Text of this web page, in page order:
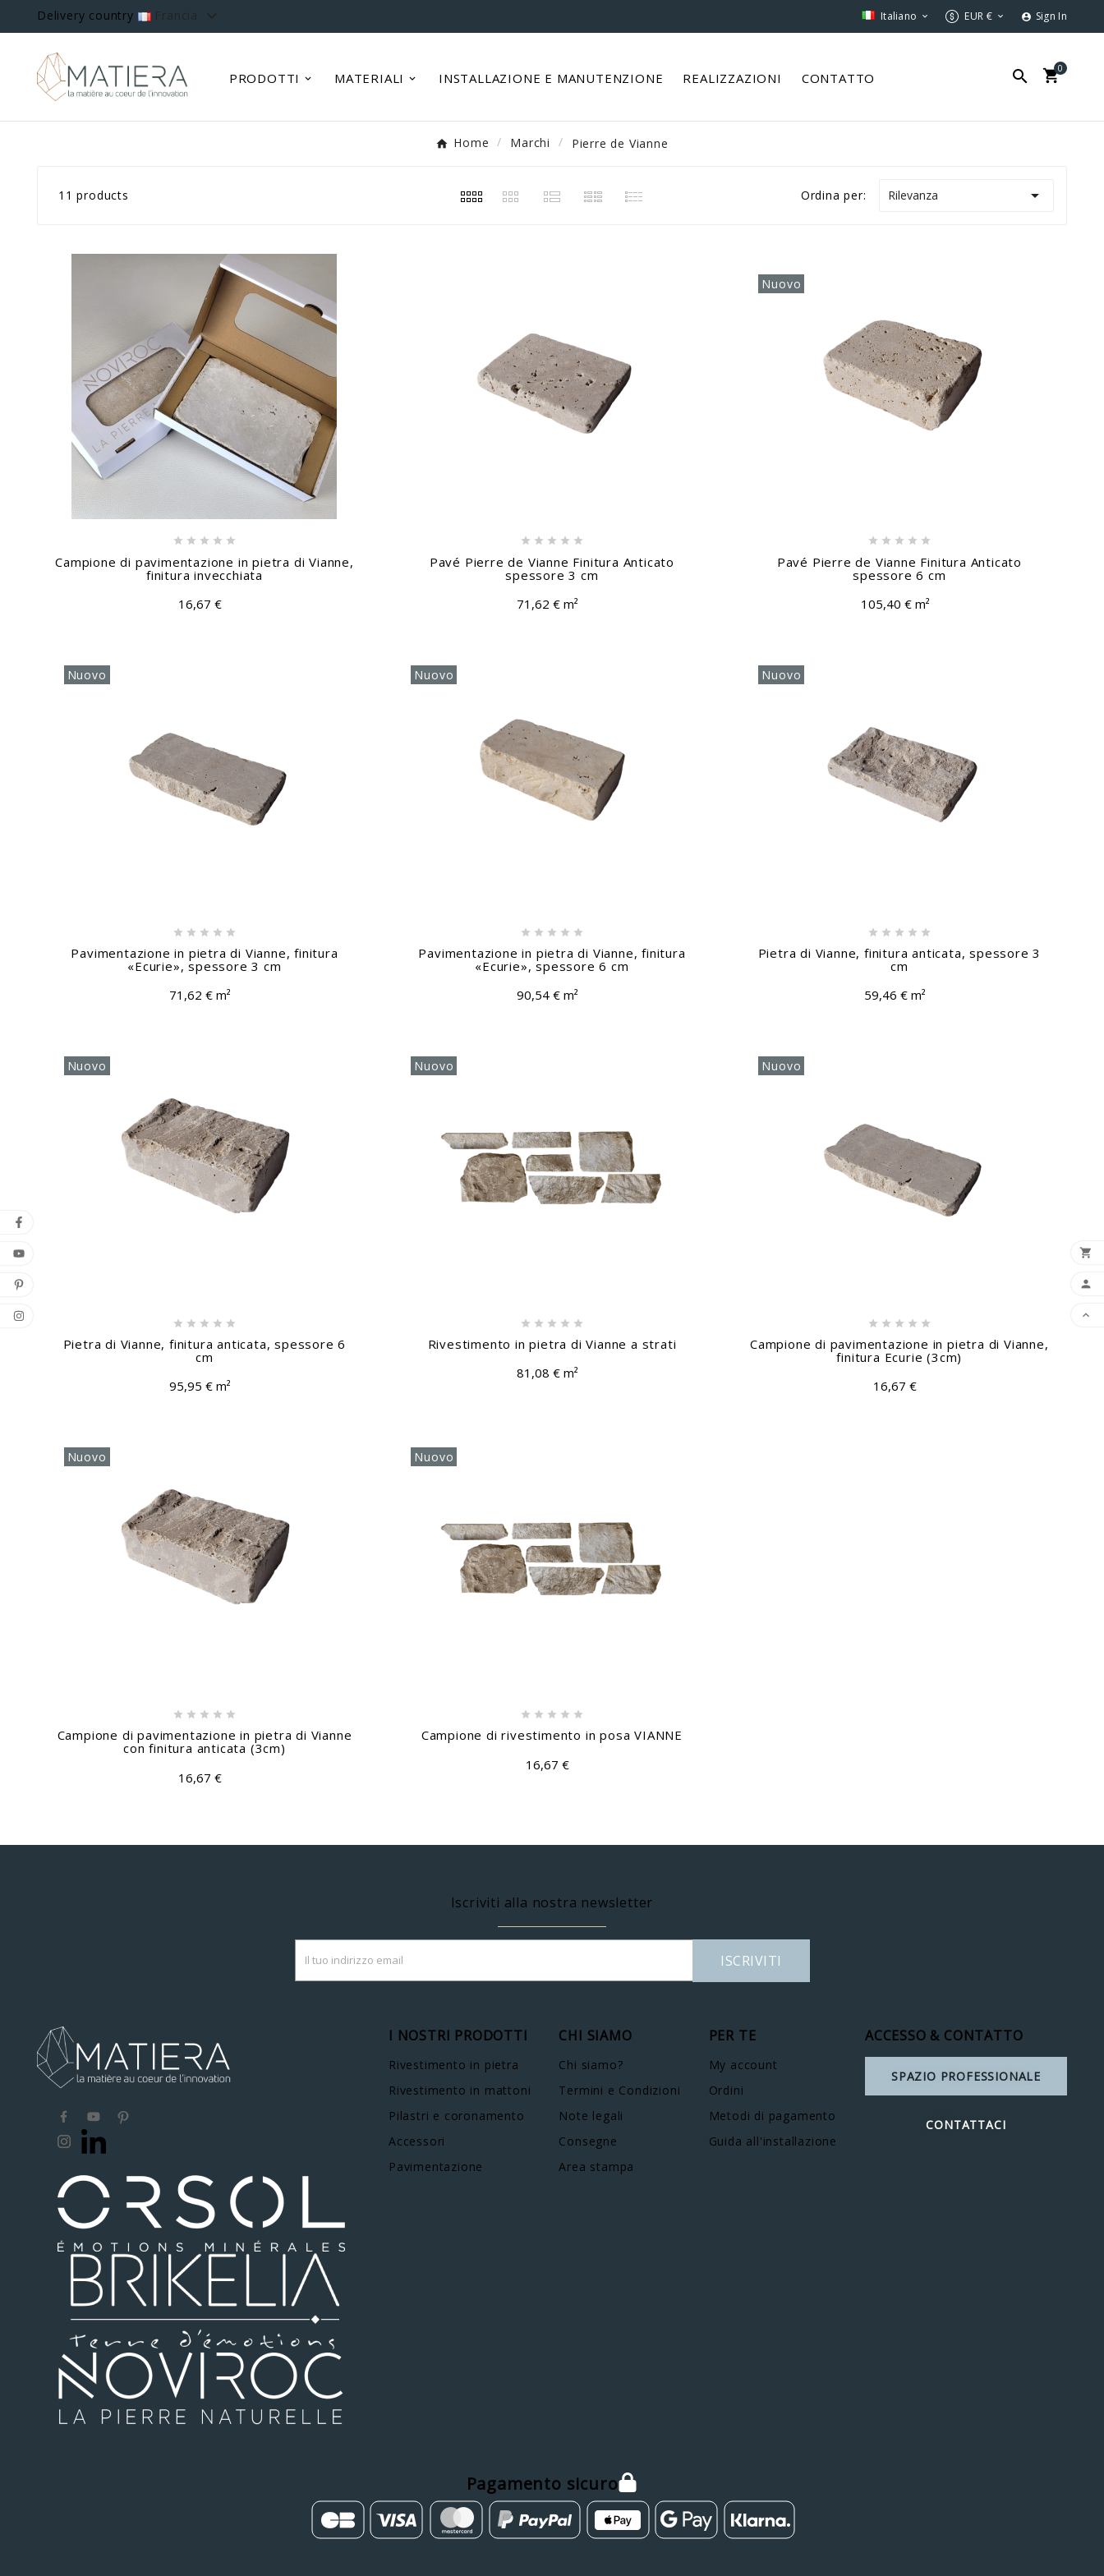
Delivery country Francia  Italiano  EUR €   Sign In
PRODOTTI MATERIALI INSTALLAZIONE E MANUTENZIONE REALIZZAZIONI CONTATTO  0
Home Marchi Pierre de Vianne
11 products Ordina per: Rilevanza 
    
Campione di pavimentazione in pietra di Vianne,
finitura invecchiata
16,67 €
    
Pavé Pierre de Vianne Finitura Anticato
spessore 3 cm
71,62 € m²
Nuovo
    
Pavé Pierre de Vianne Finitura Anticato
spessore 6 cm
105,40 € m²
Nuovo
    
Pavimentazione in pietra di Vianne, finitura
«Ecurie», spessore 3 cm
71,62 € m²
Nuovo
    
Pavimentazione in pietra di Vianne, finitura
«Ecurie», spessore 6 cm
90,54 € m²
Nuovo
    
Pietra di Vianne, finitura anticata, spessore 3
cm
59,46 € m²
Nuovo
    
Pietra di Vianne, finitura anticata, spessore 6
cm
95,95 € m²
Nuovo
    
Rivestimento in pietra di Vianne a strati
81,08 € m²
Nuovo
    
Campione di pavimentazione in pietra di Vianne,
finitura Ecurie (3cm)
16,67 €
Nuovo
    
Campione di pavimentazione in pietra di Vianne
con finitura anticata (3cm)
16,67 €
Nuovo
    
Campione di rivestimento in posa VIANNE
16,67 €
Iscriviti alla nostra newsletter
ISCRIVITI
I NOSTRI PRODOTTI
Rivestimento in pietra
Rivestimento in mattoni
Pilastri e coronamento
Accessori
Pavimentazione
CHI SIAMO
Chi siamo?
Termini e Condizioni
Note legali
Consegne
Area stampa
PER TE
My account
Ordini
Metodi di pagamento
Guida all'installazione
ACCESSO & CONTATTO
SPAZIO PROFESSIONALE
CONTATTACI
Pagamento sicuro


